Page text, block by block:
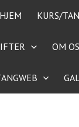
HJEM KURS/
OM